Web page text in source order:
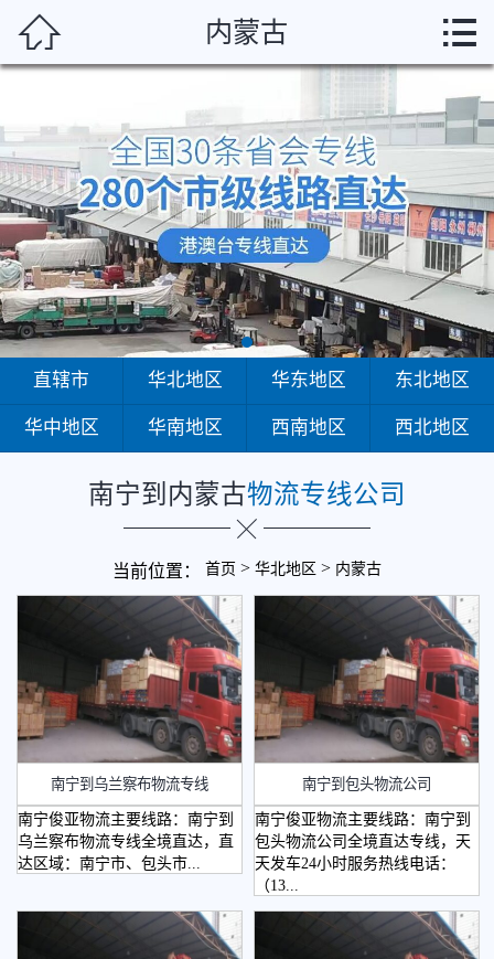
南 华北地区
华东地区
东北地区
华中地区
华南地区
西南地区
西北地区
 内蒙古 
直辖市 华北地区 华东地区 东北地区
华中地区 华南地区 西南地区 西北地区
南宁到内蒙古物流专线公司
当前位置： 首页 > 华北地区 > 内蒙古
南宁到乌兰察布物流专线
南宁俊亚物流主要线路：南宁到
乌兰察布物流专线全境直达，直
达区域：南宁市、包头市...
南宁到包头物流公司
南宁俊亚物流主要线路：南宁到
包头物流公司全境直达专线，天
天发车24小时服务热线电话：
（13...